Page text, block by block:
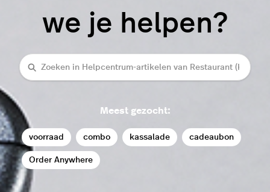
we je helpen?
Zoeken
Meest gezocht:
voorraad combo kassalade cadeaubon
Order Anywhere